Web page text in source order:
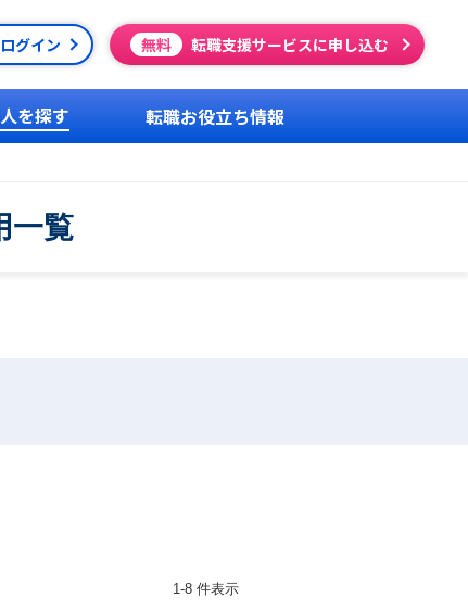
グイン 無料 転職支援サービスに申し込む
を探す 転職お役立ち情報
一覧
1-8 件表示